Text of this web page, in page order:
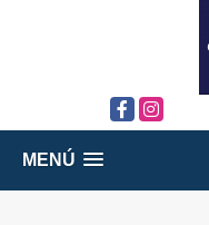
FacebookInstagram
MENÚ